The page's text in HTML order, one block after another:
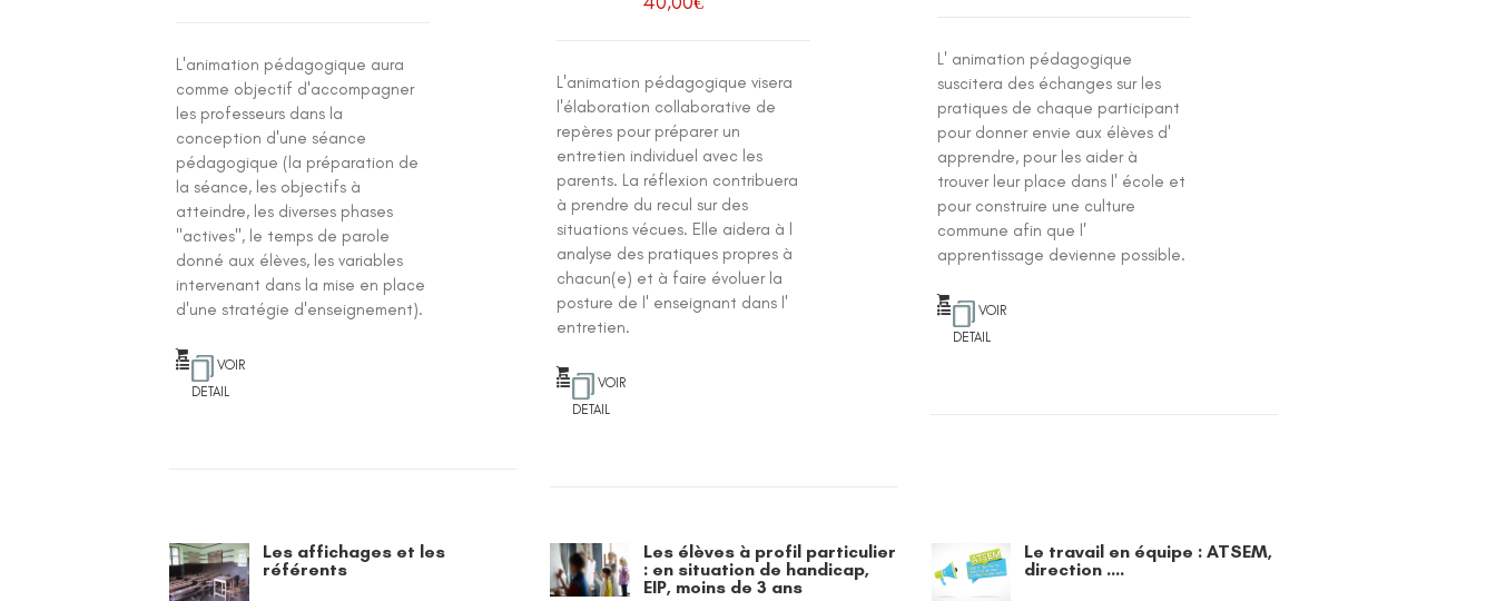
L'animation pédagogique aura
comme objectif d'accompagner
les professeurs dans la
conception d'une séance
pédagogique (la préparation de
la séance, les objectifs à
atteindre, les diverses phases
"actives", le temps de parole
donné aux élèves, les variables
intervenant dans la mise en place
d'une stratégie d'enseignement).
VOIR
DETAIL
L'animation pédagogique visera
l'élaboration collaborative de
repères pour préparer un
entretien individuel avec les
parents. La réflexion contribuera
à prendre du recul sur des
situations vécues. Elle aidera à l
analyse des pratiques propres à
chacun(e) et à faire évoluer la
posture de l' enseignant dans l'
entretien.
VOIR
DETAIL
L' animation pédagogique
suscitera des échanges sur les
pratiques de chaque participant
pour donner envie aux élèves d'
apprendre, pour les aider à
trouver leur place dans l' école et
pour construire une culture
commune afin que l'
apprentissage devienne possible.
VOIR
DETAIL
Les affichages et les
référents
Les élèves à profil particulier
: en situation de handicap,
EIP, moins de 3 ans
Le travail en équipe : ATSEM,
direction ….